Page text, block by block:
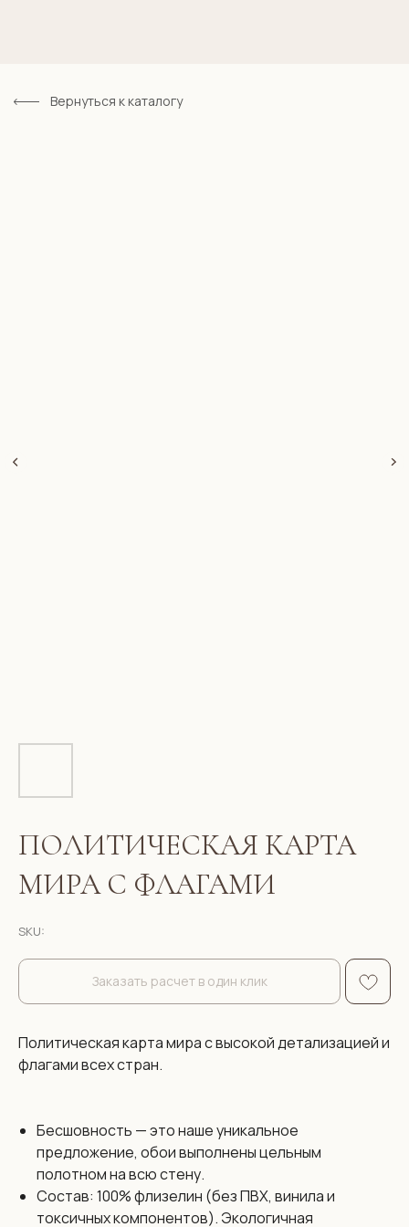
ПОЛИТИЧЕСКАЯ КАРТА
МИРА С ФЛАГАМИ
SKU:
Заказать расчет в один клик
Политическая карта мира с высокой детализацией и
флагами всех стран.
Бесшовность — это наше уникальное
предложение, обои выполнены цельным
полотном на всю стену.
Состав: 100% флизелин (без ПВХ, винила и
токсичных компонентов). Экологичная